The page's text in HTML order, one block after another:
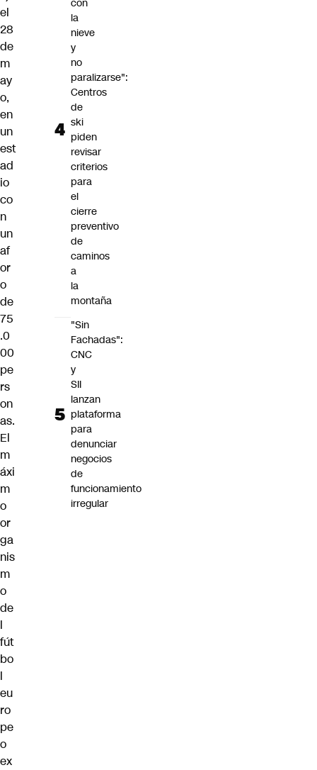
el
28
de
m
ay
o,
en
un
est
ad
io
co
n
un
af
or
o
de
75
.0
00
pe
rs
on
as.
El
m
áxi
m
o
or
ga
nis
m
o
de
l
fút
bo
l
eu
ro
pe
o
ex
con
la
nieve
y
no
paralizarse":
Centros
de
ski
piden
revisar
criterios
para
el
cierre
preventivo
de
caminos
a
la
montaña
"Sin
Fachadas":
CNC
y
SII
lanzan
plataforma
para
denunciar
negocios
de
funcionamiento
irregular